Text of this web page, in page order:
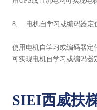
8、 电机自学习或编码器定
使用电机自学习或编码器定
可实现电机自学习或编码器
SIEI西威扶